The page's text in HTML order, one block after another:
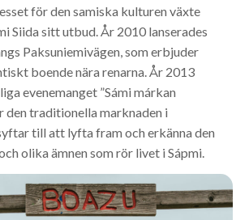
för den samiska kulturen växte
Siida sitt utbud. År 2010 lanserades
Paksuniemivägen, som erbjuder
boende nära renarna. År 2013
evenemanget ”Sámi márkan
den traditionella marknaden i
till att lyfta fram och erkänna den
olika ämnen som rör livet i Sápmi.